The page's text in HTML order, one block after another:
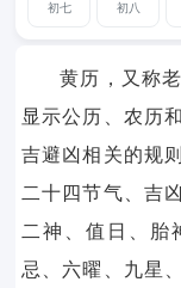
初七 初八
黄历，又称
显示公历、农历
吉避凶相关的规
二十四节气、吉
二神、值日、胎
忌、六曜、九星